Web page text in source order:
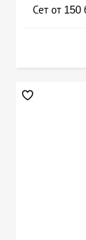
Сет от 150